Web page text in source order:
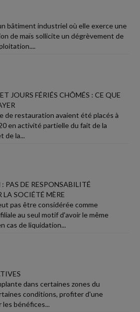
bâtiment industriel où elle exerce une
de maïs sollicite un dégrèvement de
JOURS FÉRIÉS CHÔMÉS : CE QUE
de restauration avaient été placés à
en activité partielle du fait de la
de la...
PAS DE RESPONSABILITÉ
SOCIÉTÉ MÈRE
pas être considérée comme
au seul motif d'avoir le même
cas de liquidation...
dans certaines zones du
conditions, profiter d'une
bénéfices...